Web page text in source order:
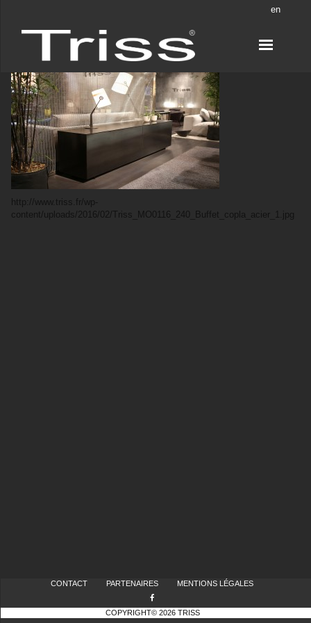
en
http://www.triss.fr/wp-
content/uploads/2016/02/Triss_MO0116_240_Buffet_copla_acier_1.jpg
CONTACT PARTENAIRES MENTIONS LÉGALES
COPYRIGHT© 2026 TRISS